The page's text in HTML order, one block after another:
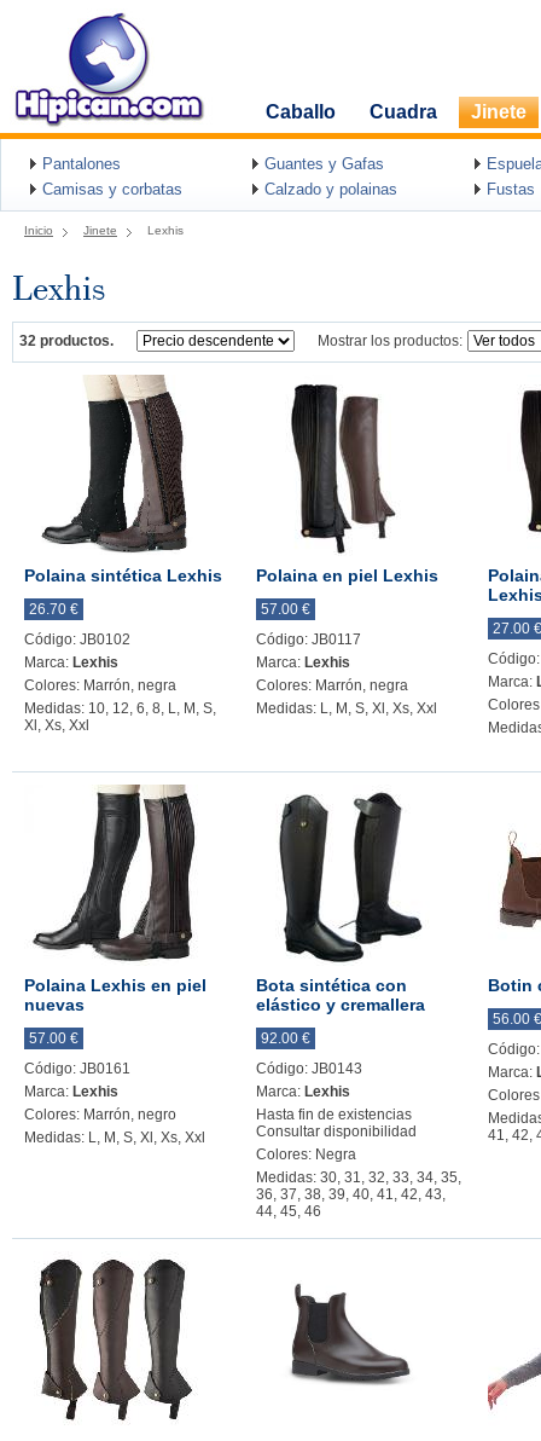
Caballo Cuadra Jinete
Pantalones Guantes y Gafas
Camisas y corbatas
Calzado y polainas Fustas
Inicio Jinete Lexhis
Lexhis
32 productos. Mostrar los productos:
Polaina sintética Lexhis
26.70 €
Código: JB0102
Marca: Lexhis
Colores: Marrón, negra
Medidas: 10, 12, 6, 8, L, M, S,
Xl, Xs, Xxl
Polaina en piel Lexhis
57.00 €
Código: JB0117
Marca: Lexhis
Colores: Marrón, negra
Medidas: L, M, S, Xl, Xs, Xxl
27.00 €
Marca:
Polaina Lexhis en piel
nuevas
57.00 €
Código: JB0161
Marca: Lexhis
Colores: Marrón, negro
Medidas: L, M, S, Xl, Xs, Xxl
Bota sintética con
elástico y cremallera
92.00 €
Código: JB0143
Marca: Lexhis
Hasta fin de existencias
Consultar disponibilidad
Colores: Negra
Medidas: 30, 31, 32, 33, 34, 35,
36, 37, 38, 39, 40, 41, 42, 43,
44, 45, 46
Botin
56.00 €
Marca:
41, 42,